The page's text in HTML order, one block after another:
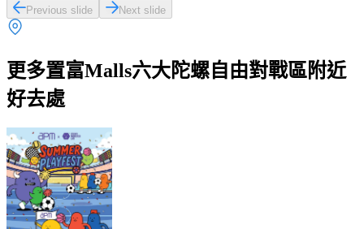
Previous slide Next slide
更多置富Malls六大陀螺自由對戰區附近
好去處